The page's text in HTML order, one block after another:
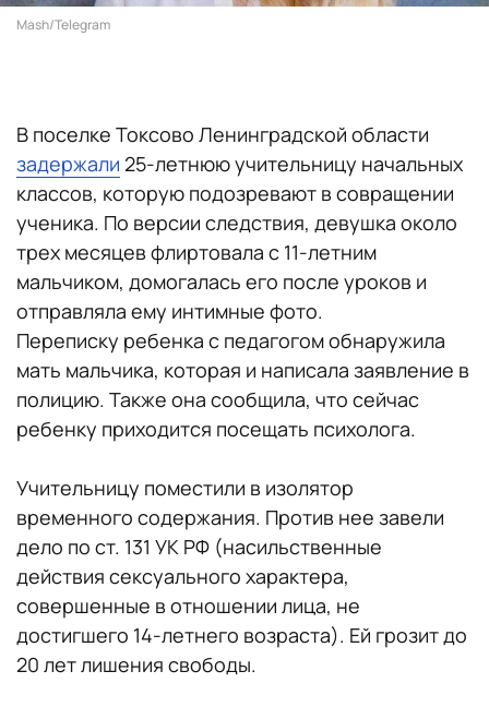
Mash/Telegram
В поселке Токсово Ленинградской области
задержали 25-летнюю учительницу начальных
классов, которую подозревают в совращении
ученика. По версии следствия, девушка около
трех месяцев флиртовала с 11-летним
мальчиком, домогалась его после уроков и
отправляла ему интимные фото.
Переписку ребенка с педагогом обнаружила
мать мальчика, которая и написала заявление в
полицию. Также она сообщила, что сейчас
ребенку приходится посещать психолога.
Учительницу поместили в изолятор
временного содержания. Против нее завели
дело по ст. 131 УК РФ (насильственные
действия сексуального характера,
совершенные в отношении лица, не
достигшего 14-летнего возраста). Ей грозит до
20 лет лишения свободы.